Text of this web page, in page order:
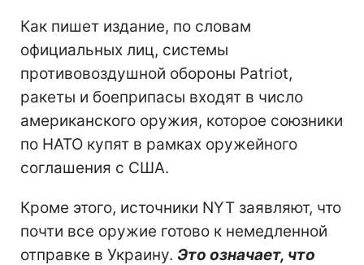
Как пишет издание, по словам
официальных лиц, системы
противовоздушной обороны Patriot,
ракеты и боеприпасы входят в число
американского оружия, которое союзники
по НАТО купят в рамках оружейного
соглашения с США.
Кроме этого, источники NYT заявляют, что
почти все оружие готово к немедленной
отправке в Украину. Это означает, что